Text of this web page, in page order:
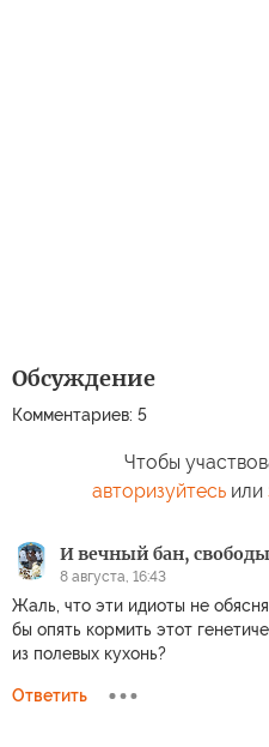
Обсуждение
Комментариев: 5
Чтобы
авторизуйтесьили
И вечный бан, свободы
8 августа, 16:43
Жаль, что эти идиоты не
бы опять кормить этот
из полевых кухонь?
Ответить